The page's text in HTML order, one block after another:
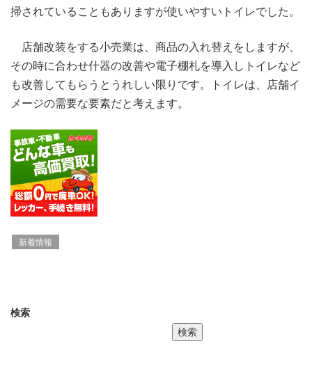
掃されていることもありますが使いやすいトイレでした。
店舗改装をする小売業は、商品の入れ替えをしますが、
その時に合わせ什器の改善や電子棚札を導入しトイレなど
も改善してもらうとうれしい限りです。トイレは、店舗イ
メージの需要な要素だと考えます。
新着情報
検索
検索